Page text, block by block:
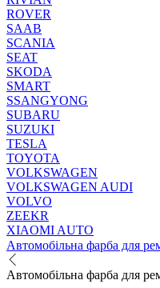
ROVER
SAAB
SCANIA
SEAT
SKODA
SMART
SSANGYONG
SUBARU
SUZUKI
TESLA
TOYOTA
VOLKSWAGEN
VOLKSWAGEN AUDI
VOLVO
ZEEKR
XIAOMI AUTO
Автомобільна фарба для
Автомобільна фарба для